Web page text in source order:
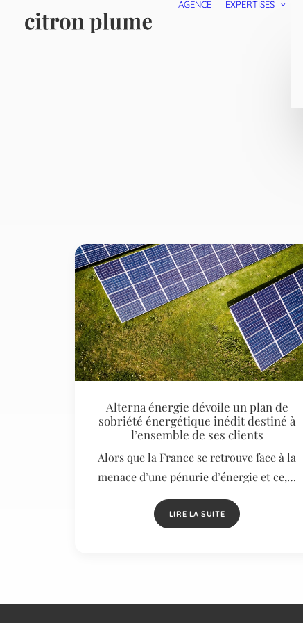
AGENCE EXPERTISES
Alterna énergie dévoile un plan de
sobriété énergétique inédit destiné à
l’ensemble de ses clients
Alors que la France se retrouve face à la
menace d’une pénurie d’énergie et ce,…
LIRE LA SUITE